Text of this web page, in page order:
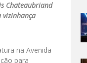
Chateaubriand
vizinhança
na Avenida
para